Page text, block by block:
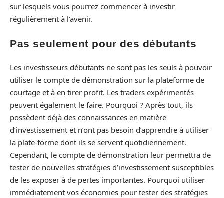
sur lesquels vous pourrez commencer à investir
régulièrement à l’avenir.
Pas seulement pour des débutants
Les investisseurs débutants ne sont pas les seuls à pouvoir
utiliser le compte de démonstration sur la plateforme de
courtage et à en tirer profit. Les traders expérimentés
peuvent également le faire. Pourquoi ? Après tout, ils
possèdent déjà des connaissances en matière
d’investissement et n’ont pas besoin d’apprendre à utiliser
la plate-forme dont ils se servent quotidiennement.
Cependant, le compte de démonstration leur permettra de
tester de nouvelles stratégies d’investissement susceptibles
de les exposer à de pertes importantes. Pourquoi utiliser
immédiatement vos économies pour tester des stratégies